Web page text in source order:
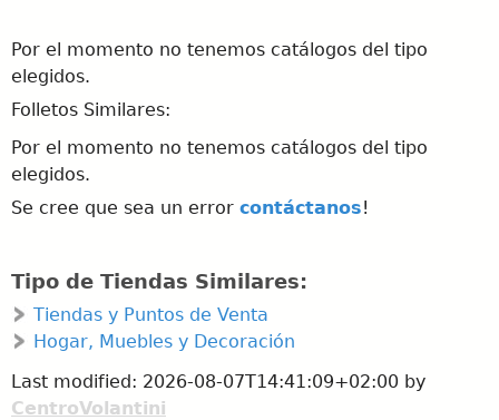
Por el momento no tenemos catálogos del tipo
elegidos.
Folletos Similares:
Por el momento no tenemos catálogos del tipo
elegidos.
Se cree que sea un error contáctanos!
Tipo de Tiendas Similares:
Tiendas y Puntos de Venta
Hogar, Muebles y Decoración
Last modified: 2026-08-07T14:41:09+02:00 by
CentroVolantini